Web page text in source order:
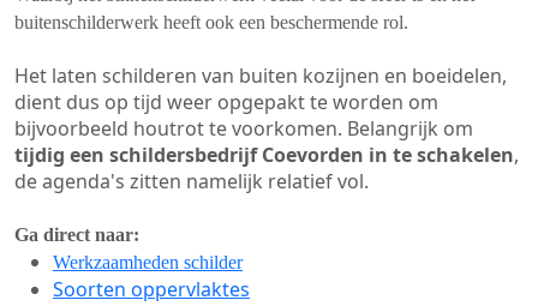
buitenschilderwerk heeft ook een beschermende rol.
Het laten schilderen van buiten kozijnen en boeidelen,
dient dus op tijd weer opgepakt te worden om
bijvoorbeeld houtrot te voorkomen. Belangrijk om
tijdig een schildersbedrijf Coevorden in te schakelen,
de agenda's zitten namelijk relatief vol.
Ga direct naar:
Werkzaamheden schilder
Soorten oppervlaktes